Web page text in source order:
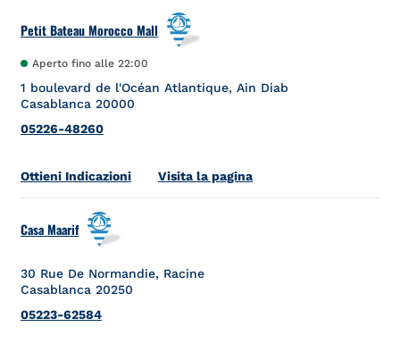
Petit Bateau Morocco Mall
Aperto fino alle 22:00
1 boulevard de l'Océan Atlantique, Ain Diab
Casablanca 20000
05226-48260
Ottieni IndicazioniLink Opens in New Tab
Visita la pagina
Casa Maarif
30 Rue De Normandie, Racine
Casablanca 20250
05223-62584